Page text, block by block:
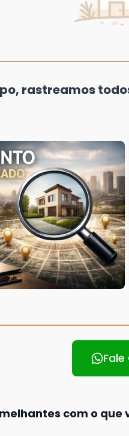
rastreamos
com o que